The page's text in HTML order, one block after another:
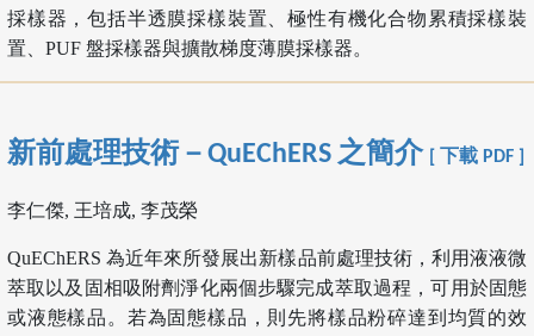
採樣器，包括半透膜採樣裝置、極性有機化合物累積採樣裝
置、PUF 盤採樣器與擴散梯度薄膜採樣器。
新前處理技術－QuEChERS 之簡介 [ 下載 PDF ]
李仁傑, 王培成, 李茂榮
QuEChERS 為近年來所發展出新樣品前處理技術，利用液液微
萃取以及固相吸附劑淨化兩個步驟完成萃取過程，可用於固態
或液態樣品。若為固態樣品，則先將樣品粉碎達到均質的效